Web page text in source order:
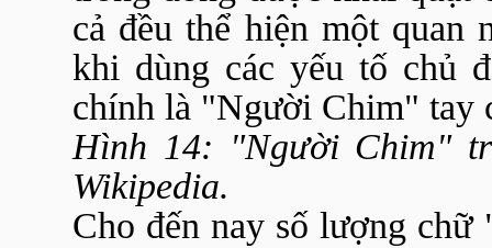
cả đều thể hiện một quan
khi dùng các yếu tố chủ
chính là "Người Chim" tay
Hình 14: "Người Chim"
Wikipedia.
Cho đến nay số lượng